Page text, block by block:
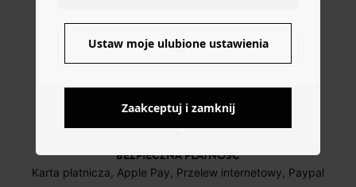
NO
DOSTAWA DO PACZKOMATÓW
4 do 6 dni roboczych
Ustaw moje ulubione ustawienia
Zaakceptuj i zamknij